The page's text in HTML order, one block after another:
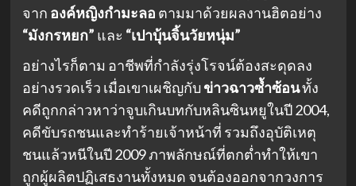
จาก องค์หญิงกำมะลอ ตามมาด้วยผลงานฮิตอย่าง
“มังกรหยก” และ “เปาบุ้นจิ้นวัยหนุ่ม”
อย่างไรก็ตาม อาชีพที่กำลังรุ่งโรจน์ต้องสะดุดลง
อย่างรวดเร็ว เมื่อเขาเผชิญกับข่าวฉาวซ้ำซ้อนทั้ง
คดีถูกกล่าวหาว่าจูบเกินบทกับหลินซินหยูในปี 2004,
คดีขับรถชนและทำร้ายเจ้าหน้าที่ รวมถึงอุบัติเหตุ
ชนแล้วหนีในปี 2009 ภาพลักษณ์ที่ตกต่ำทำให้เขา
ถูกผู้ผลิตปฏิเสธงานทั้งหมด จนต้องออกจากวงการ